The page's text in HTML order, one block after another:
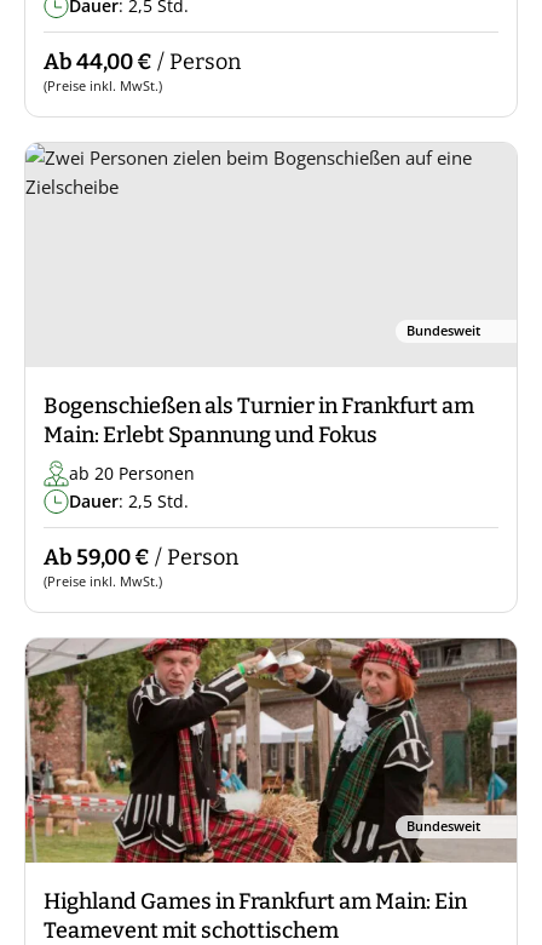
Dauer: 2,5 Std.
Ab 44,00 € / Person
(Preise inkl. MwSt.)
Bundesweit
Bogenschießen als Turnier in Frankfurt am
Main: Erlebt Spannung und Fokus
ab 20 Personen
Dauer: 2,5 Std.
Ab 59,00 € / Person
(Preise inkl. MwSt.)
Bundesweit
Highland Games in Frankfurt am Main: Ein
Teamevent mit schottischem